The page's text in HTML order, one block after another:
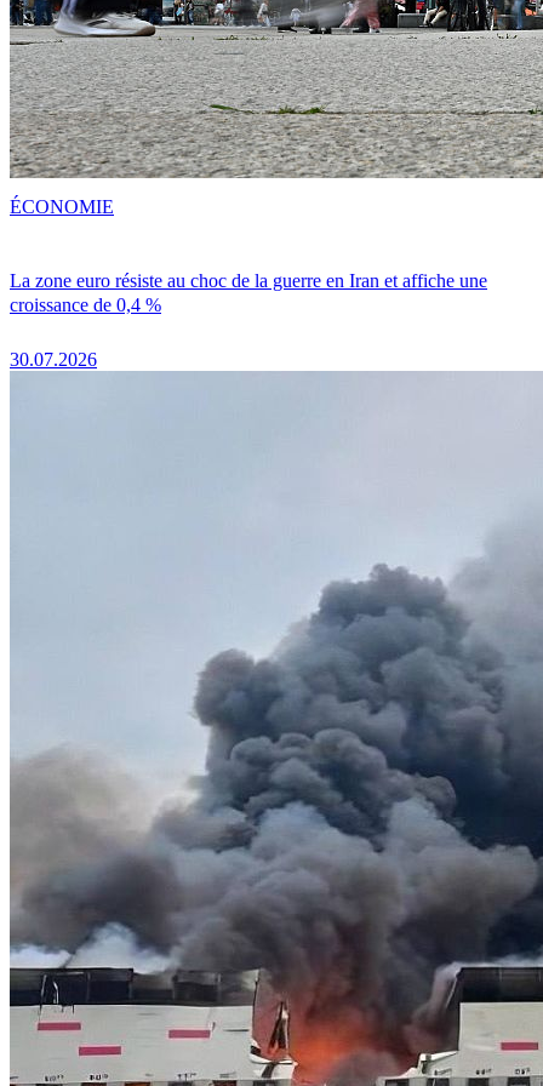
La zone euro résiste au choc de la guerre en Iran et affiche une
croissance de 0,4 %
30.07.2026
ÉCONOMIE